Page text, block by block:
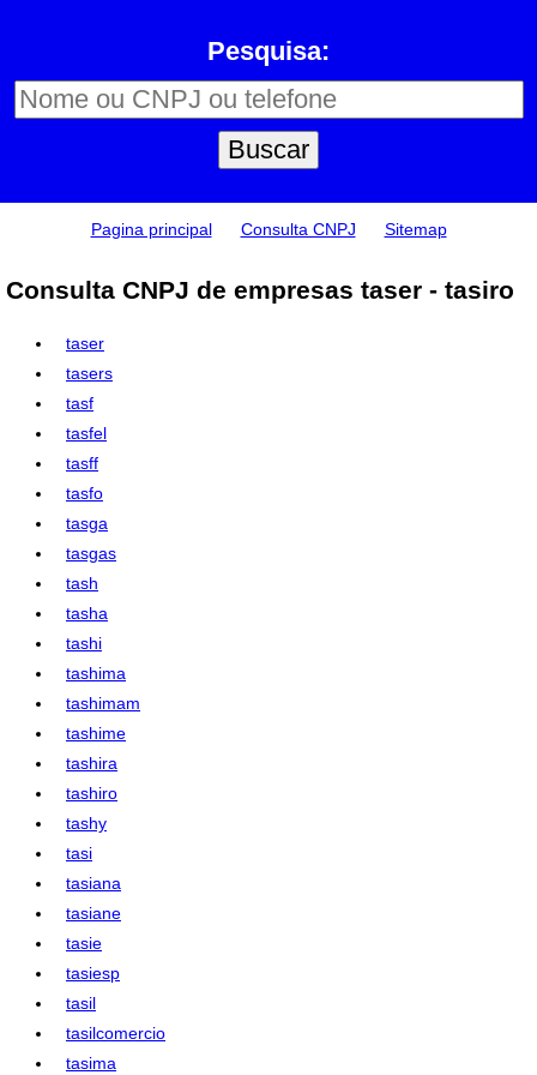
Pesquisa:
Pagina principal Consulta CNPJ Sitemap
Consulta CNPJ de empresas taser - tasiro
taser
tasers
tasf
tasfel
tasff
tasfo
tasga
tasgas
tash
tasha
tashi
tashima
tashimam
tashime
tashira
tashiro
tashy
tasi
tasiana
tasiane
tasie
tasiesp
tasil
tasilcomercio
tasima